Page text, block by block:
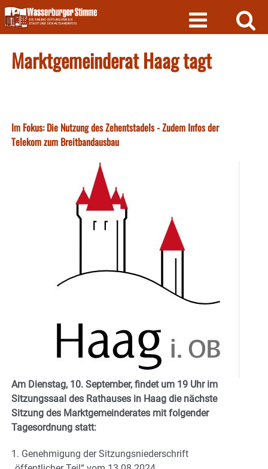
Skip
to
content
Marktgemeinderat Haag tagt
Im Fokus: Die Nutzung des Zehentstadels - Zudem Infos der
Telekom zum Breitbandausbau
Am Dienstag, 10. September, findet um 19 Uhr im
Sitzungssaal des Rathauses in Haag die nächste
Sitzung des Marktgemeinderates mit folgender
Tagesordnung statt:
1. Genehmigung der Sitzungsniederschrift